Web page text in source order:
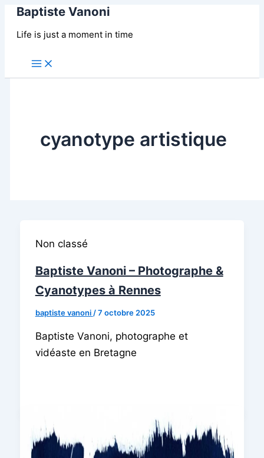
AllerBaptiste Vanoni
Life is just a moment in time
Main
cyanotype artistique
Non classé
Baptiste Vanoni – Photographe &
Cyanotypes à Rennes
baptiste vanoni /7 octobre 2025
Baptiste Vanoni, photographe et
vidéaste en Bretagne